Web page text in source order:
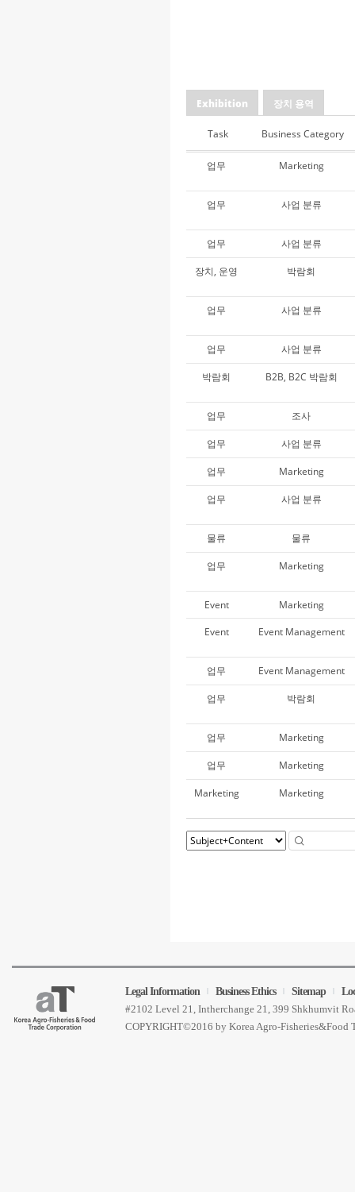
Exhibition 장치 용역
Task Business Category
업무 Marketing
업무 사업 분류
업무 사업 분류
장치, 운영 박람회
업무 사업 분류
업무 사업 분류
박람회 B2B, B2C 박람회
업무 조사
업무 사업 분류
업무 Marketing
업무 사업 분류
물류 물류
업무 Marketing
Event
Marketing
Event
Event Management
업무 Event Management
업무 박람회
업무 Marketing
업무 Marketing
Marketing Marketing
Legal Information Business Ethics Sitemap
#2102 Level 21, Intherchange 21, 399 Shkhumvit
COPYRIGHT©2016 by Korea Agro-Fisheries&Food